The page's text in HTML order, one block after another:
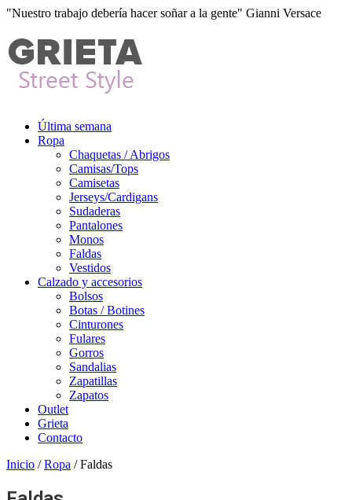
"Nuestro trabajo debería hacer soñar a la gente" Gianni Versace
Última semana
Ropa
Chaquetas / Abrigos
Camisas/Tops
Camisetas
Jerseys/Cardigans
Sudaderas
Pantalones
Monos
Faldas
Vestidos
Calzado y accesorios
Bolsos
Botas / Botines
Cinturones
Fulares
Gorros
Sandalias
Zapatillas
Zapatos
Outlet
Grieta
Contacto
Inicio /Ropa / Faldas